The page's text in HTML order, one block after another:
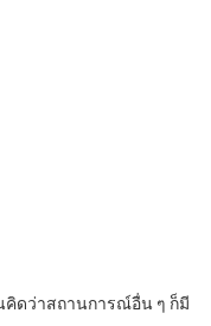
คิดว่าสถานการณ์อื่น ๆ ก็มี